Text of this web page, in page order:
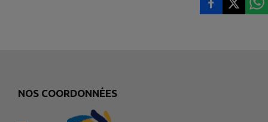
NOS COORDONNÉES